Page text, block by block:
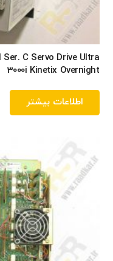
Ser. C Servo Drive Ultra
3000i Kinetix Overnight
اطلاعات بیشتر